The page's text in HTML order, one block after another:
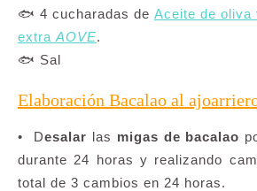
🐟 4 cucharadas de Aceite de oliva
extra AOVE.
🐟 Sal
Elaboración Bacalao al
• Desalar las migas de bacalao
durante 24 horas y realizando
total de 3 cambios en 24 horas.